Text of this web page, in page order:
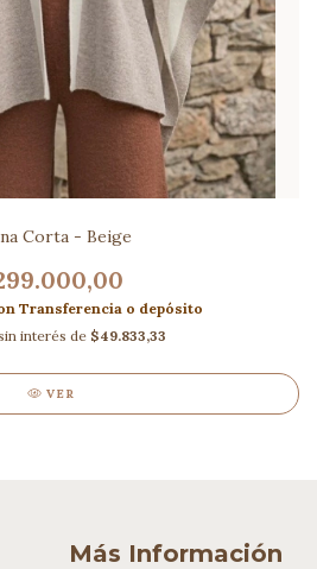
Corta - Beige
Transferencia o depósito
interés de $49.833,33
VER
Más Información